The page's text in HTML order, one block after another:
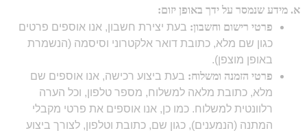
א. מידע שנמסר על ידך באופן יזום:
פרטי רישום וחשבון: בעת יצירת חשבון, אנו אוספים פרטים
כגון שם מלא, כתובת דואר אלקטרוני וסיסמה (הנשמרת
באופן מוצפן).
פרטי הזמנה ומשלוח: בעת ביצוע רכישה, אנו אוספים שם
מלא, כתובת מלאה למשלוח, מספר טלפון, וכל הערה
רלוונטית למשלוח. כמו כן, אנו אוספים את פרטי מקבלי
המתנה (הנמענים), כגון שם, כתובת וטלפון, לצורך ביצוע